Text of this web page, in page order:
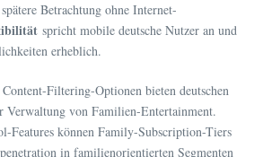
Betrachtung ohne Internet-
spricht mobile deutsche Nutzer an und
erheblich.
Filtering-Optionen bieten deutschen
Verwaltung von Familien-Entertainment.
Features können Family-Subscription-Tiers
in familienorientierten Segmenten